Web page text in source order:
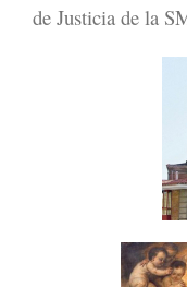
de Justicia de la